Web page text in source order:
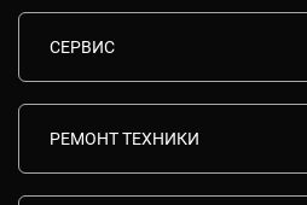
СЕРВИС
Комплектующие
РЕМОНТ ТЕХНИКИ